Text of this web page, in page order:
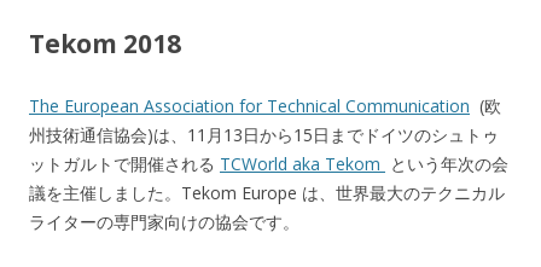
Tekom 2018
The European Association for Technical Communication (欧
州技術通信協会)は、11月13日から15日までドイツのシュトゥ
ットガルトで開催される TCWorld aka Tekom という年次の会
議を主催しました。Tekom Europe は、世界最大のテクニカル
ライターの専門家向けの協会です。